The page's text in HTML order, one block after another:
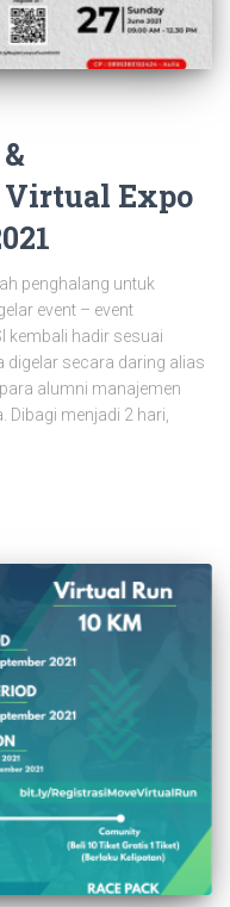
Expo
penghalang untuk
event – event
kembali hadir sesuai
digelar secara daring alias
alumni manajemen
menjadi 2 hari,